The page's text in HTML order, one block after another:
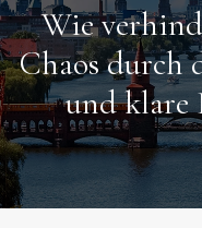
Wie
Chaos durch
und klare